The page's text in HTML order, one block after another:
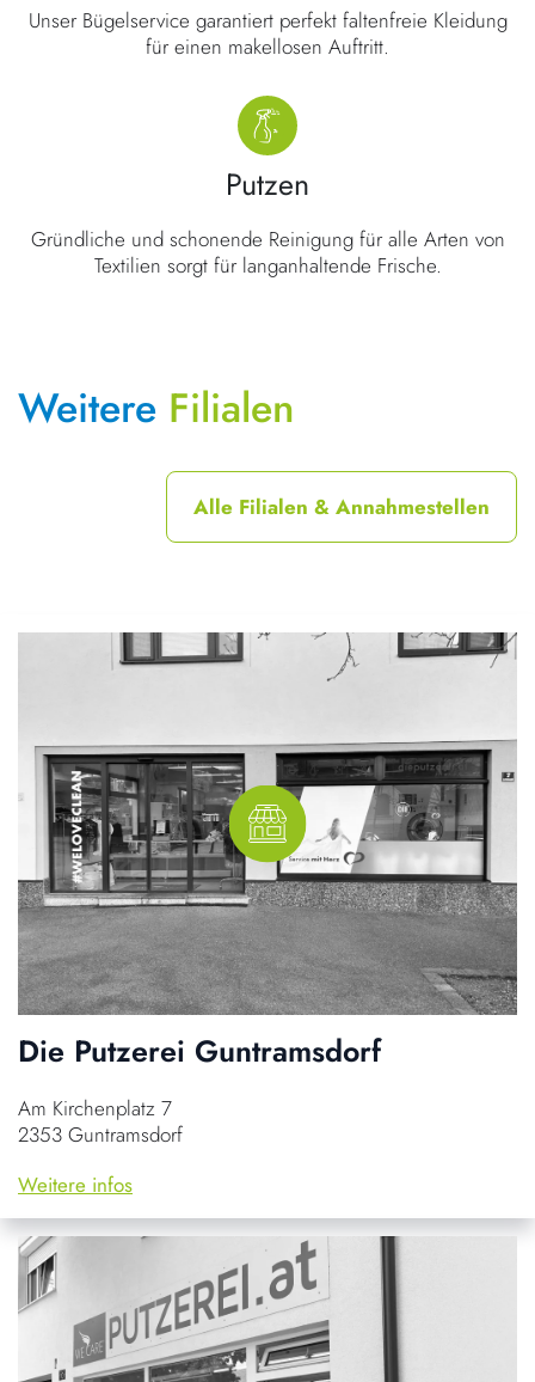
Unser Bügelservice garantiert perfekt faltenfreie Kleidung
für einen makellosen Auftritt.
Putzen
Gründliche und schonende Reinigung für alle Arten von
Textilien sorgt für langanhaltende Frische.
Weitere Filialen
Alle Filialen & Annahmestellen
Die Putzerei Guntramsdorf
Am Kirchenplatz 7
2353 Guntramsdorf
Weitere infos